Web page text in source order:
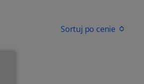
Sortuj po cenie